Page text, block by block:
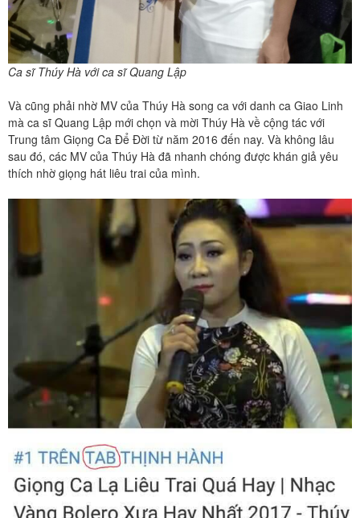
Ca sĩ Thúy Hà với ca sĩ Quang Lập
Và cũng phải nhờ MV của Thúy Hà song ca với danh ca Giao Linh
mà ca sĩ Quang Lập mới chọn và mời Thúy Hà về cộng tác với
Trung tâm Giọng Ca Để Đời từ năm 2016 đến nay. Và không lâu
sau đó, các MV của Thúy Hà đã nhanh chóng được khán giả yêu
thích nhờ giọng hát liêu trai của mình.